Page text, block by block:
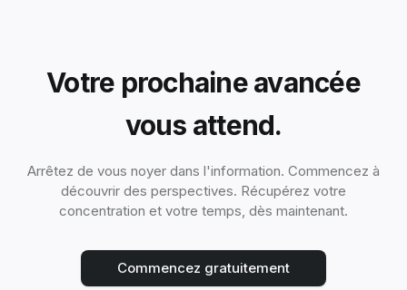
Votre prochaine avancée
vous attend.
Arrêtez de vous noyer dans l'information. Commencez à
découvrir des perspectives. Récupérez votre
concentration et votre temps, dès maintenant.
Commencez gratuitement